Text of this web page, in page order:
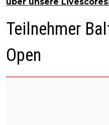
Teilnehmer
Open